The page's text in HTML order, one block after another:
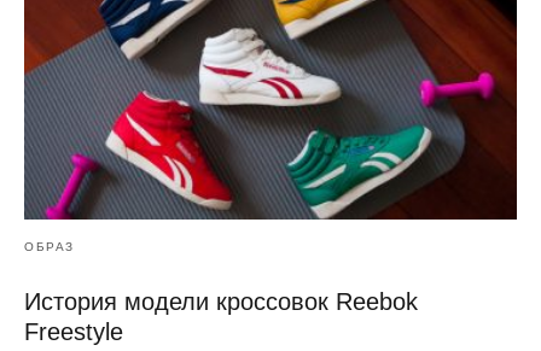
ОБРАЗ
История модели кроссовок Reebok
Freestyle